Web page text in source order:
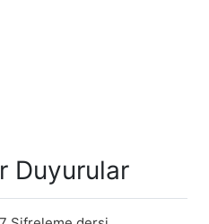
Duyurular